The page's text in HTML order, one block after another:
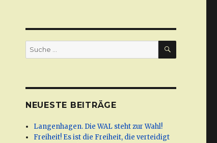
Suche
nach:
SUCHE
NEUESTE BEITRÄGE
Langenhagen. Die WAL steht zur Wahl!
Freiheit! Es ist die Freiheit, die verteidigt